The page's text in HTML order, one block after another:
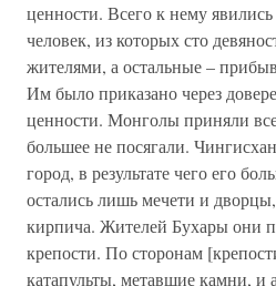
ценности. Всего к нему явились
человек, из которых сто
жителями, а остальные –
Им было приказано через
ценности. Монголы приняли
большее не посягали.
город, в результате чего его
остались лишь мечети и
кирпича. Жителей Бухары они
крепости. По сторонам
катапульты, метавшие камни, и